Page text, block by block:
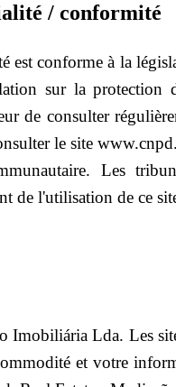
/ conformité
est conforme à la
sur la protection
de consulter
le site
Les
de l'utilisation de ce
Imobiliária Lda. Les
et votre